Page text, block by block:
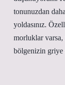
tonunuzdan
yoldasınız.
morluklar varsa,
bölgenizin griye